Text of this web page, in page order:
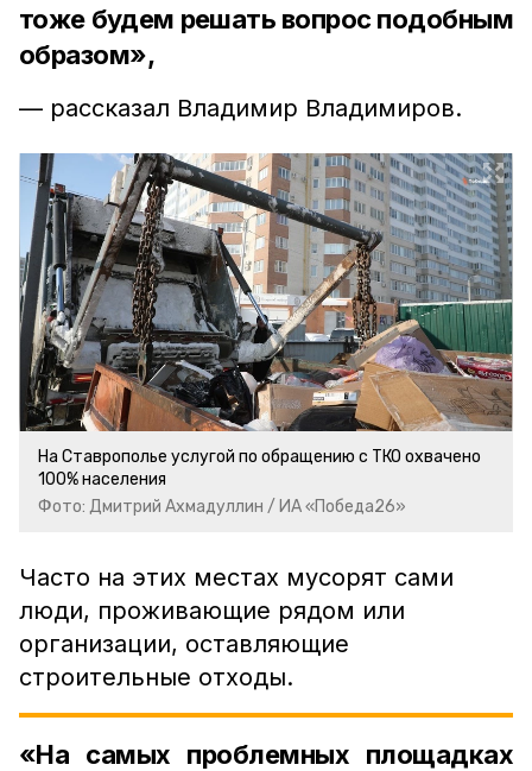
тоже будем решать вопрос подобным
образом»,
— рассказал Владимир Владимиров.
На Ставрополье услугой по обращению с ТКО охвачено
100% населения
Фото: Дмитрий Ахмадуллин / ИА «Победа26»
Часто на этих местах мусорят сами
люди, проживающие рядом или
организации, оставляющие
строительные отходы.
«На самых проблемных площадках